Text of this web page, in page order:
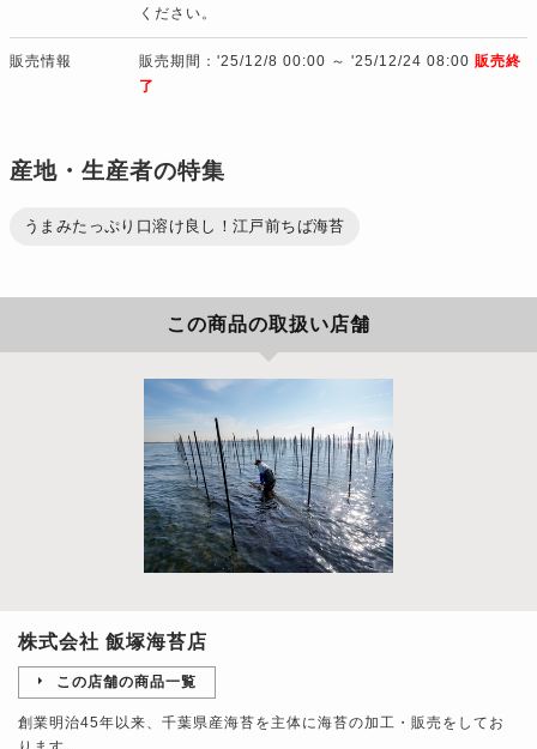
ください。
販売情報 販売期間：'25/12/8 00:00 ～ '25/12/24 08:00 販売終
了
産地・生産者の特集
うまみたっぷり口溶け良し！江戸前ちば海苔
この商品の取扱い店舗
株式会社 飯塚海苔店
この店舗の商品一覧
創業明治45年以来、千葉県産海苔を主体に海苔の加工・販売をしてお